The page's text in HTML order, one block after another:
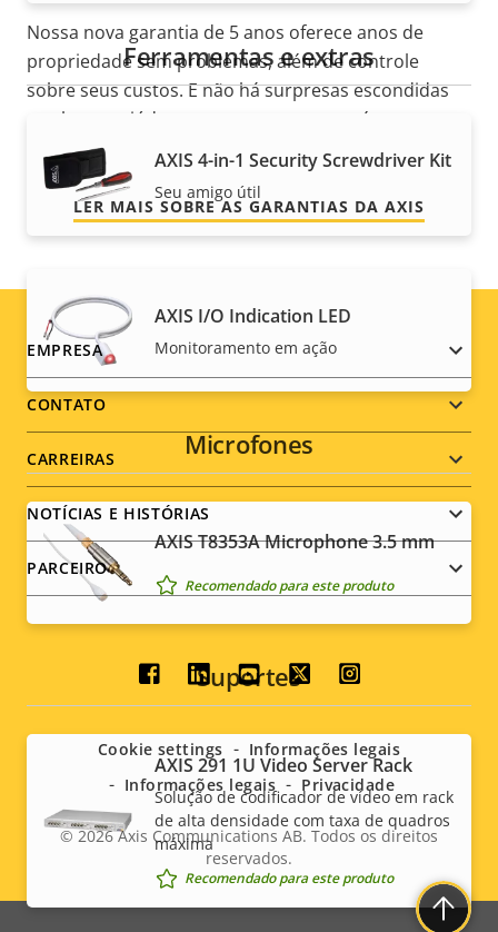
Ferramentas e extras
AXIS 4-in-1 Security Screwdriver Kit
Seu amigo útil
AXIS I/O Indication LED
Monitoramento em ação
Microfones
AXIS T8353A Microphone 3.5 mm
Recomendado para este produto
Suportes
AXIS 291 1U Video Server Rack
Solução de codificador de vídeo em rack
de alta densidade com taxa de quadros
máxima
Recomendado para este produto
Nossa nova garantia de 5 anos oferece anos de
propriedade sem problemas, além de controle
sobre seus custos. E não há surpresas escondidas
nas letras miúdas – o que prometemos é
exatamente o que você recebe.
LER MAIS SOBRE AS GARANTIAS DA AXIS
Footer
menu
EMPRESA
CONTATO
CARREIRAS
NOTÍCIAS E HISTÓRIAS
PARCEIRO
Social
menu
© 2026Axis Communications AB. Todos os direitos
reservados.
Cookie settings
Informações legais
Informações legais
Privacidade